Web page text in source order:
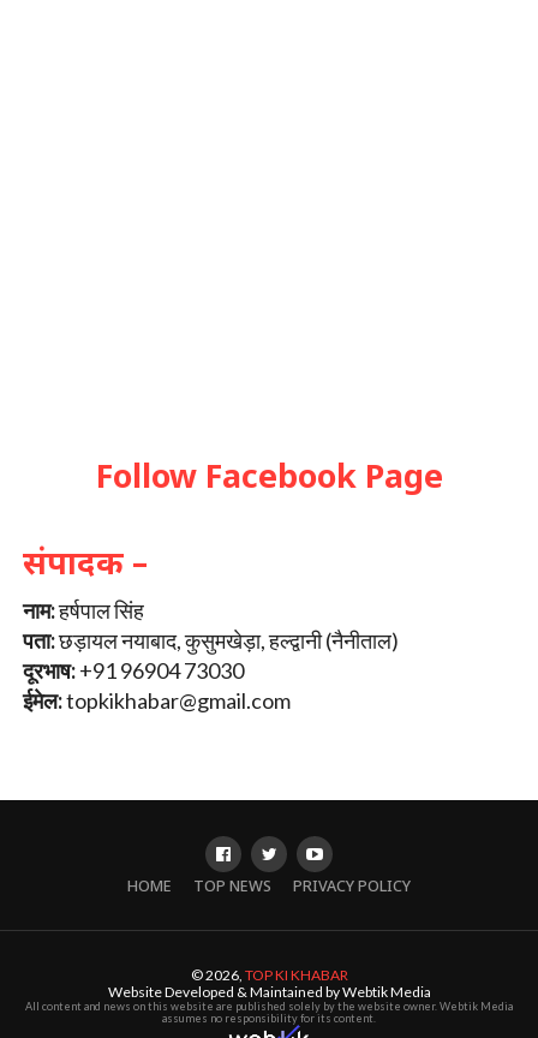
Follow Facebook Page
संपादक –
नाम:हर्षपाल सिंह
पता:छड़ायल नयाबाद, कुसुमखेड़ा, हल्द्वानी (नैनीताल)
दूरभाष:+91 96904 73030
ईमेल:topkikhabar@gmail.com
HOME TOP NEWS PRIVACY POLICY
© 2026, TOP KI KHABAR
Website Developed & Maintained by Webtik Media
All content and news on this website are published solely by the website owner. Webtik Media
assumes no responsibility for its content.